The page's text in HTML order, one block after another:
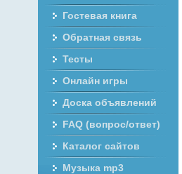
Гостевая книга
Обратная связь
Тесты
Онлайн игры
Доска объявлений
FAQ (вопрос/ответ)
Каталог сайтов
Музыка mp3